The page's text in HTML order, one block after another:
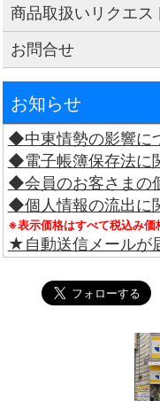
商品取扱いリクエス
お問合せ
お知らせ
◆中東情勢の影響に
◆電子帳簿保存法に
◆会員のお客さまの
◆個人情報の流出に
※表示価格はすべて税込み価
★自動送信メールが